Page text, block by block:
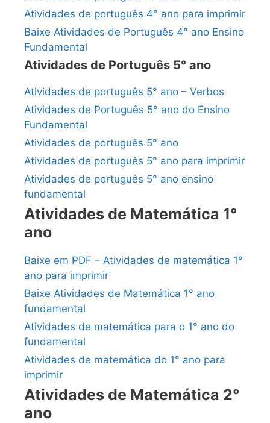
Atividades de português 4° ano para imprimir
Baixe Atividades de Português 4° ano Ensino
Fundamental
Atividades de Português 5° ano
Atividades de português 5° ano – Verbos
Atividades de Português 5° ano do Ensino
Fundamental
Atividades de português 5° ano
Atividades de português 5° ano para imprimir
Atividades de português 5° ano ensino
fundamental
Atividades de Matemática 1°
ano
Baixe em PDF – Atividades de matemática 1°
ano para imprimir
Baixe Atividades de Matemática 1° ano
fundamental
Atividades de matemática para o 1° ano do
fundamental
Atividades de matemática do 1° ano para
imprimir
Atividades de Matemática 2°
ano